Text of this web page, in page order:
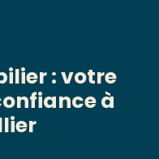
: votre
à